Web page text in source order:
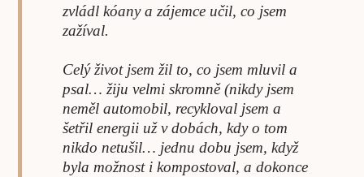
zvládl kóany a zájemce učil, co jsem
zažíval.
Celý život jsem žil to, co jsem mluvil a
psal… žiju velmi skromně (nikdy jsem
neměl automobil, recykloval jsem a
šetřil energii už v dobách, kdy o tom
nikdo netušil… jednu dobu jsem, když
byla možnost i kompostoval, a dokonce